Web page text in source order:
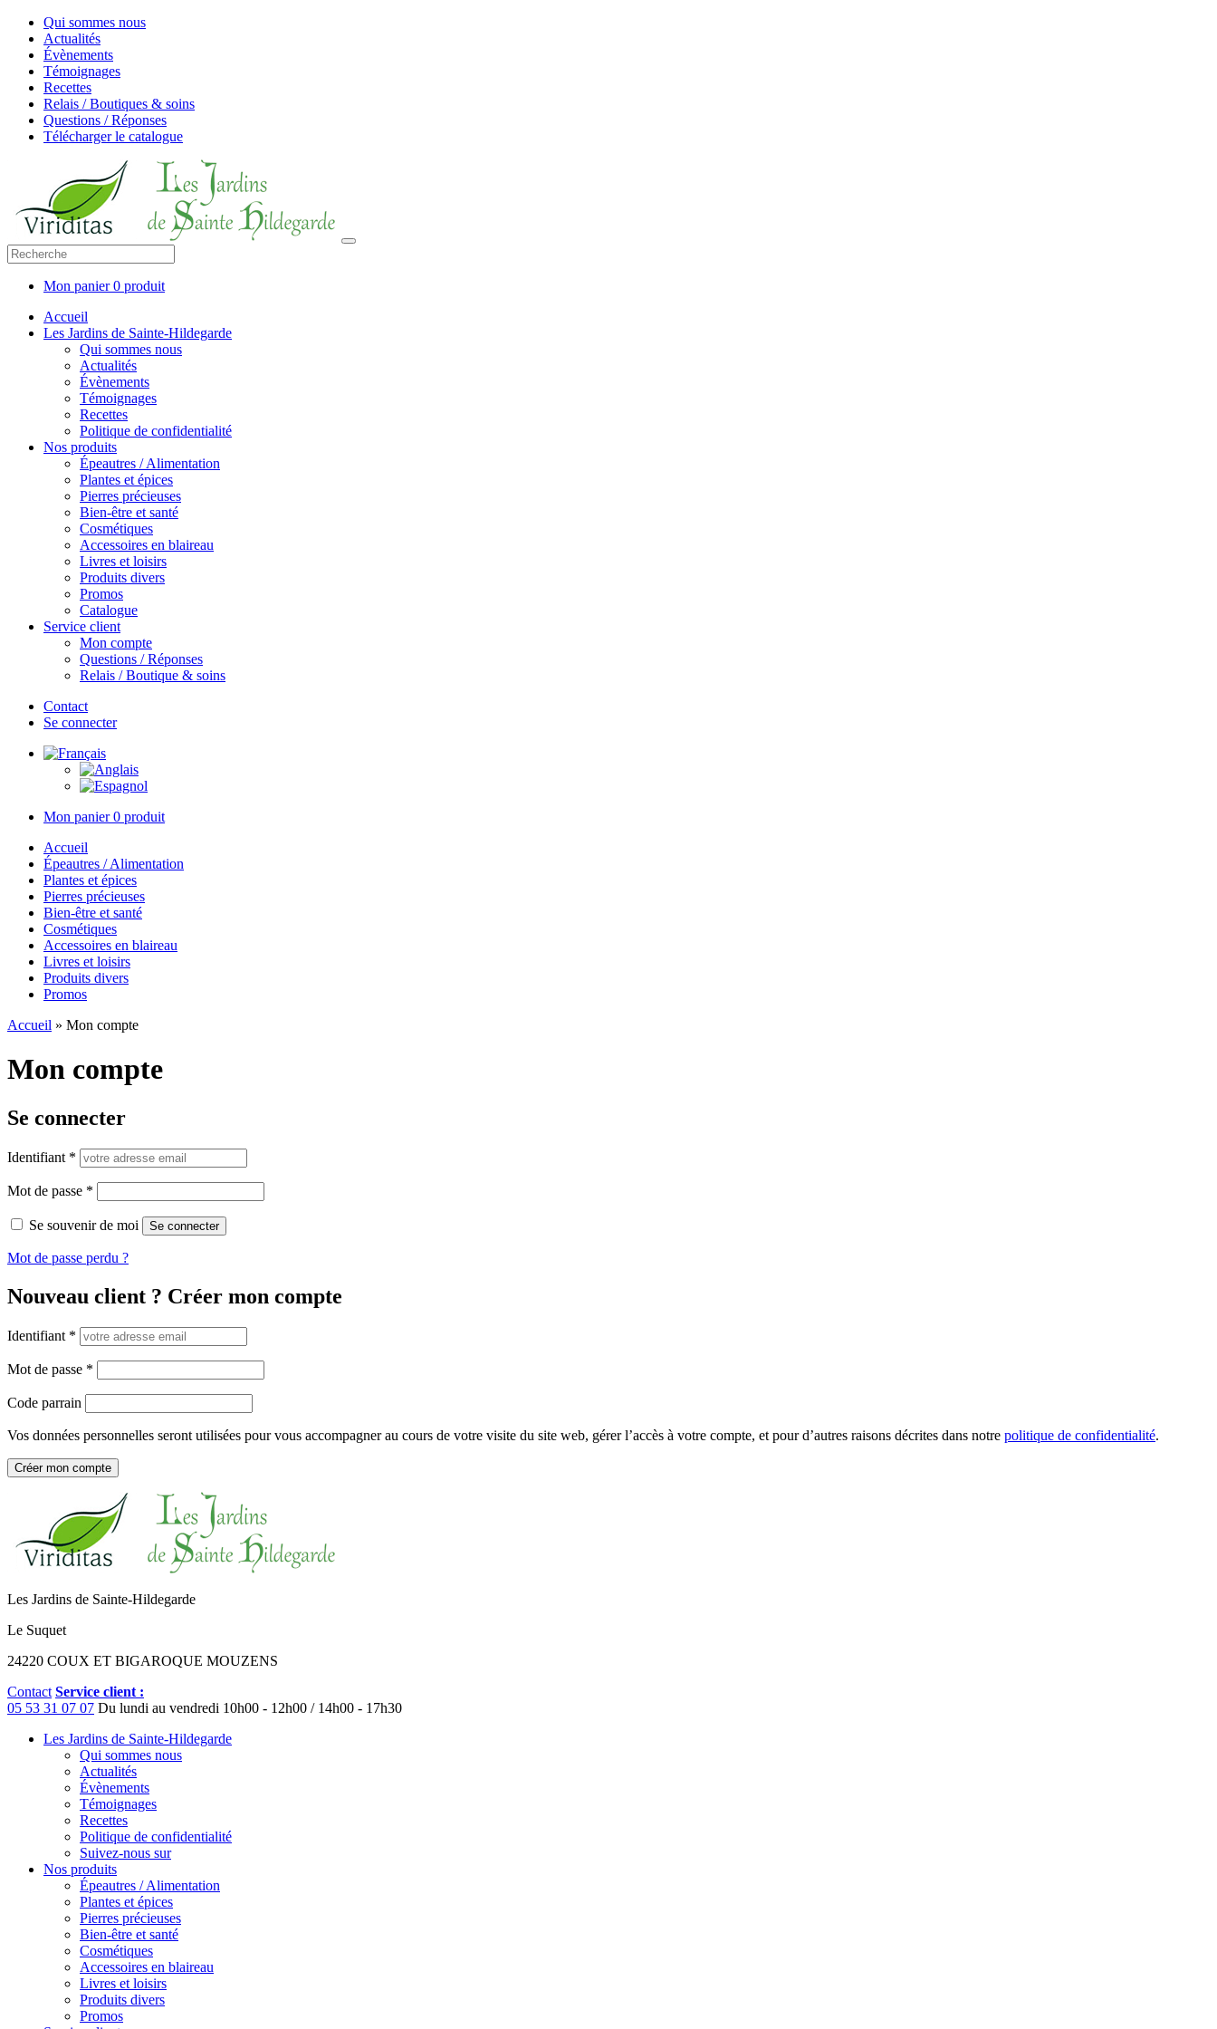
Qui sommes nous
Actualités
Évènements
Témoignages
Recettes
Relais / Boutiques & soins
Questions / Réponses
Télécharger le catalogue
Mon panier0 produit
Accueil
Les Jardins de Sainte-Hildegarde
Qui sommes nous
Actualités
Évènements
Témoignages
Recettes
Politique de confidentialité
Nos produits
Épeautres / Alimentation
Plantes et épices
Pierres précieuses
Bien-être et santé
Cosmétiques
Accessoires en blaireau
Livres et loisirs
Produits divers
Promos
Catalogue
Service client
Mon compte
Questions / Réponses
Relais / Boutique & soins
Contact
Se connecter
Mon panier0 produit
Accueil
Épeautres / Alimentation
Plantes et épices
Pierres précieuses
Bien-être et santé
Cosmétiques
Accessoires en blaireau
Livres et loisirs
Produits divers
Promos
Accueil » Mon compte
Mon compte
Se connecter
Identifiant *
Mot de passe *
Se souvenir de moi Se connecter
Mot de passe perdu ?
Nouveau client ? Créer mon compte
Identifiant *
Mot de passe *
Code parrain
Vos données personnelles seront utilisées pour vous accompagner au cours de votre visite du site web, gérer l’accès à votre compte, et pour d’autres raisons décrites dans notre politique de confidentialité.
Créer mon compte
Les Jardins de Sainte-Hildegarde
Le Suquet
24220 COUX ET BIGAROQUE MOUZENS
Contact Service client :
05 53 31 07 07 Du lundi au vendredi 10h00 - 12h00 / 14h00 - 17h30
Les Jardins de Sainte-Hildegarde
Qui sommes nous
Actualités
Évènements
Témoignages
Recettes
Politique de confidentialité
Suivez-nous sur
Nos produits
Épeautres / Alimentation
Plantes et épices
Pierres précieuses
Bien-être et santé
Cosmétiques
Accessoires en blaireau
Livres et loisirs
Produits divers
Promos